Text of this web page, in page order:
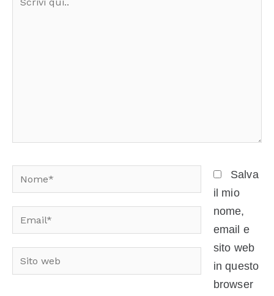
Nome*
Email*
Sito
web
Salva
il mio
nome,
email e
sito web
in questo
browser